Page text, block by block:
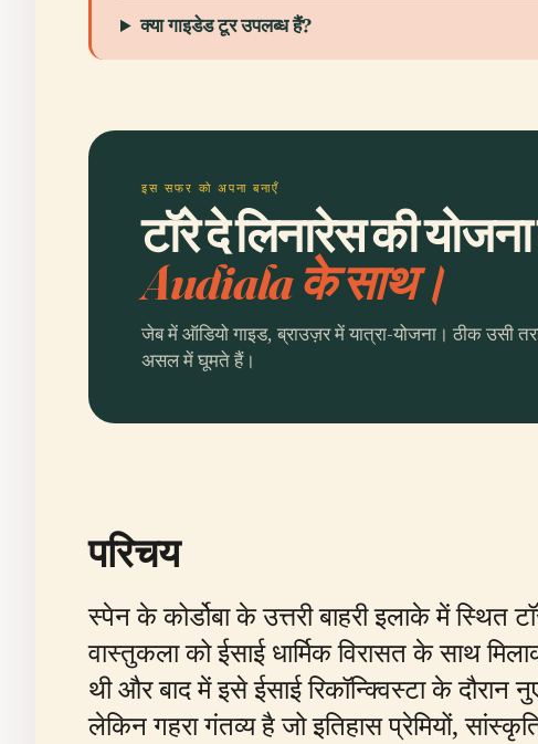
क्या गाइडेड टूर उपलब्ध हैं?
इस सफर को अपना बनाएँ
टॉरे दे लिनारेस की
Audiala के साथ।
जेब में ऑडियो गाइड, ब्राउज़र में यात्रा-योजना। ठीक उसी
असल में घूमते हैं।
परिचय
स्पेन के कोर्डोबा के उत्तरी बाहरी इलाके में
वास्तुकला को ईसाई धार्मिक विरासत के साथ
थी और बाद में इसे ईसाई रिकॉन्क्विस्टा के
लेकिन गहरा गंतव्य है जो इतिहास प्रेमियों,